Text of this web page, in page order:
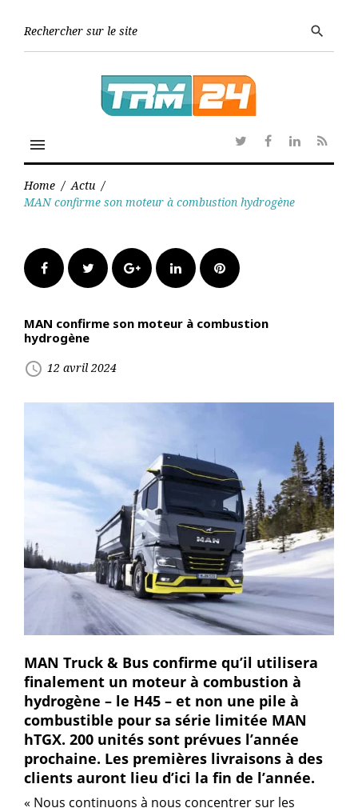
search
menu
TwitterFacebook
Linkedin
RSS
Home / Actu /
MAN confirme son moteur à combustion hydrogène
FacebookTwitter Google+LinkedInPinterest
MAN confirme son moteur à combustion
hydrogène
access_time 12 avril 2024
MAN Truck & Bus confirme qu’il utilisera
finalement un moteur à combustion à
hydrogène – le H45 – et non une pile à
combustible pour sa série limitée MAN
hTGX. 200 unités sont prévues l’année
prochaine. Les premières livraisons à des
clients auront lieu d’ici la fin de l’année.
« Nous continuons à nous concentrer sur les